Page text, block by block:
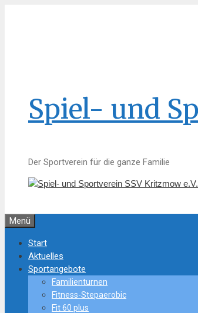
Spiel- und
Der Sportverein für die ganze Familie
Menü
Start
Aktuelles
Sportangebote
Familienturnen
Fitness-Stepaerobic
Fit 60 plus